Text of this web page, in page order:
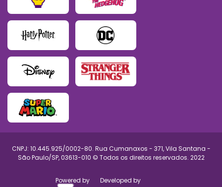
CNPJ: 10.445.925/0002-80. Rua Cumanaxos - 371, Vila Santana -
São Paulo/SP, 03613-010 © Todos os direitos reservados. 2022
Powered by Developed by